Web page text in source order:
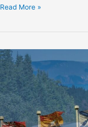
Read More »
ENTENDA
COMO
FUNCIONA
O
PROVINCIAL
NOMINEE
PROGRAM